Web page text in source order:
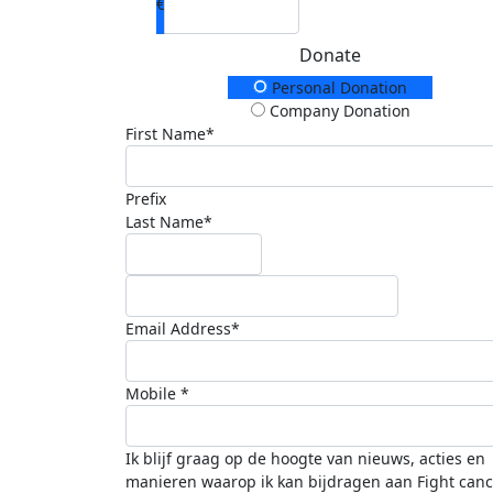
Donate
Donation TypePersonal Donation
Company Donation
First Name*
Prefix
Last Name*
Email Address*
Mobile *
Ik blijf graag op de hoogte van nieuws, acties en
manieren waarop ik kan bijdragen aan Fight